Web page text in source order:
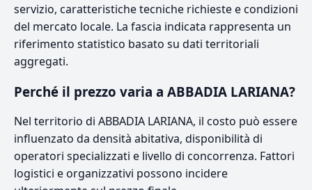
servizio, caratteristiche tecniche richieste e condizioni
del mercato locale. La fascia indicata rappresenta un
riferimento statistico basato su dati territoriali
aggregati.
Perché il prezzo varia a ABBADIA LARIANA?
Nel territorio di ABBADIA LARIANA, il costo può essere
influenzato da densità abitativa, disponibilità di
operatori specializzati e livello di concorrenza. Fattori
logistici e organizzativi possono incidere